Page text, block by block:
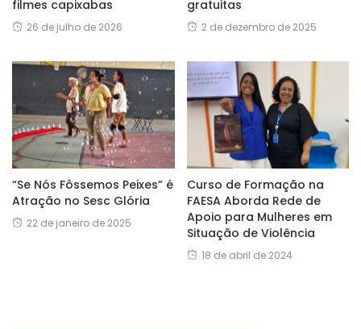
filmes capixabas
26 de julho de 2026
gratuitas
2 de dezembro de 2025
“Se Nós Fôssemos Peixes” é
Atração no Sesc Glória
22 de janeiro de 2025
Curso de Formação na
FAESA Aborda Rede de
Apoio para Mulheres em
Situação de Violência
18 de abril de 2024